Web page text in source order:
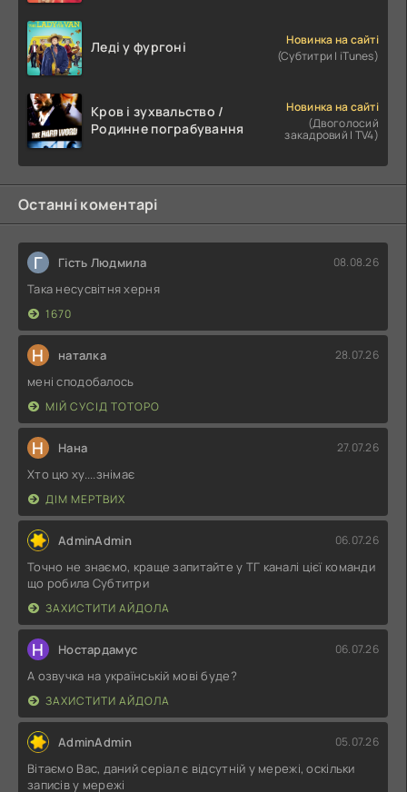
Леді у фургоні
Новинка на сайті
(Субтитри | iTunes)
Кров і зухвальство /
Родинне пограбування
Новинка на сайті
(Двоголосий
закадровий | TV4)
Останні коментарі
Г Гість Людмила 08.08.26
Така несусвітня херня
1670
Н наталка 28.07.26
мені сподобалось
МІЙ СУСІД ТОТОРО
Н Нана 27.07.26
Хто цю ху....знімає
ДІМ МЕРТВИХ
AdminAdmin 06.07.26
Точно не знаємо, краще запитайте у ТГ каналі цієї команди
що робила Субтитри
ЗАХИСТИТИ АЙДОЛА
Н Ностардамус 06.07.26
А озвучка на українській мові буде?
ЗАХИСТИТИ АЙДОЛА
AdminAdmin 05.07.26
Вітаємо Вас, даний серіал є відсутній у мережі, оскільки
записів у мережі